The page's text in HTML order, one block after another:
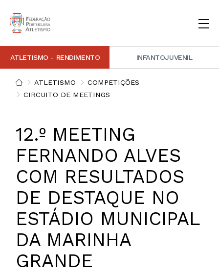
ATLETISMO - RENDIMENTO INFANTOJUVENIL
INSTITUCIONAL
DOCUMENTAÇÃO
ARBITRAGEM
DECISÕES DISCIPLINARES
CONTACTOS
FOTOGRAFIAS
VIDEOS
IMAGEM DE MARCA FPA
COMUNICADOS DE IMPRENSA
NEWSLETTER FPA
ATLETISMO
COMPETIÇÕES
CIRCUITO DE MEETINGS
12.º MEETING
FERNANDO ALVES
COM RESULTADOS
DE DESTAQUE NO
ESTÁDIO MUNICIPAL
DA MARINHA
GRANDE